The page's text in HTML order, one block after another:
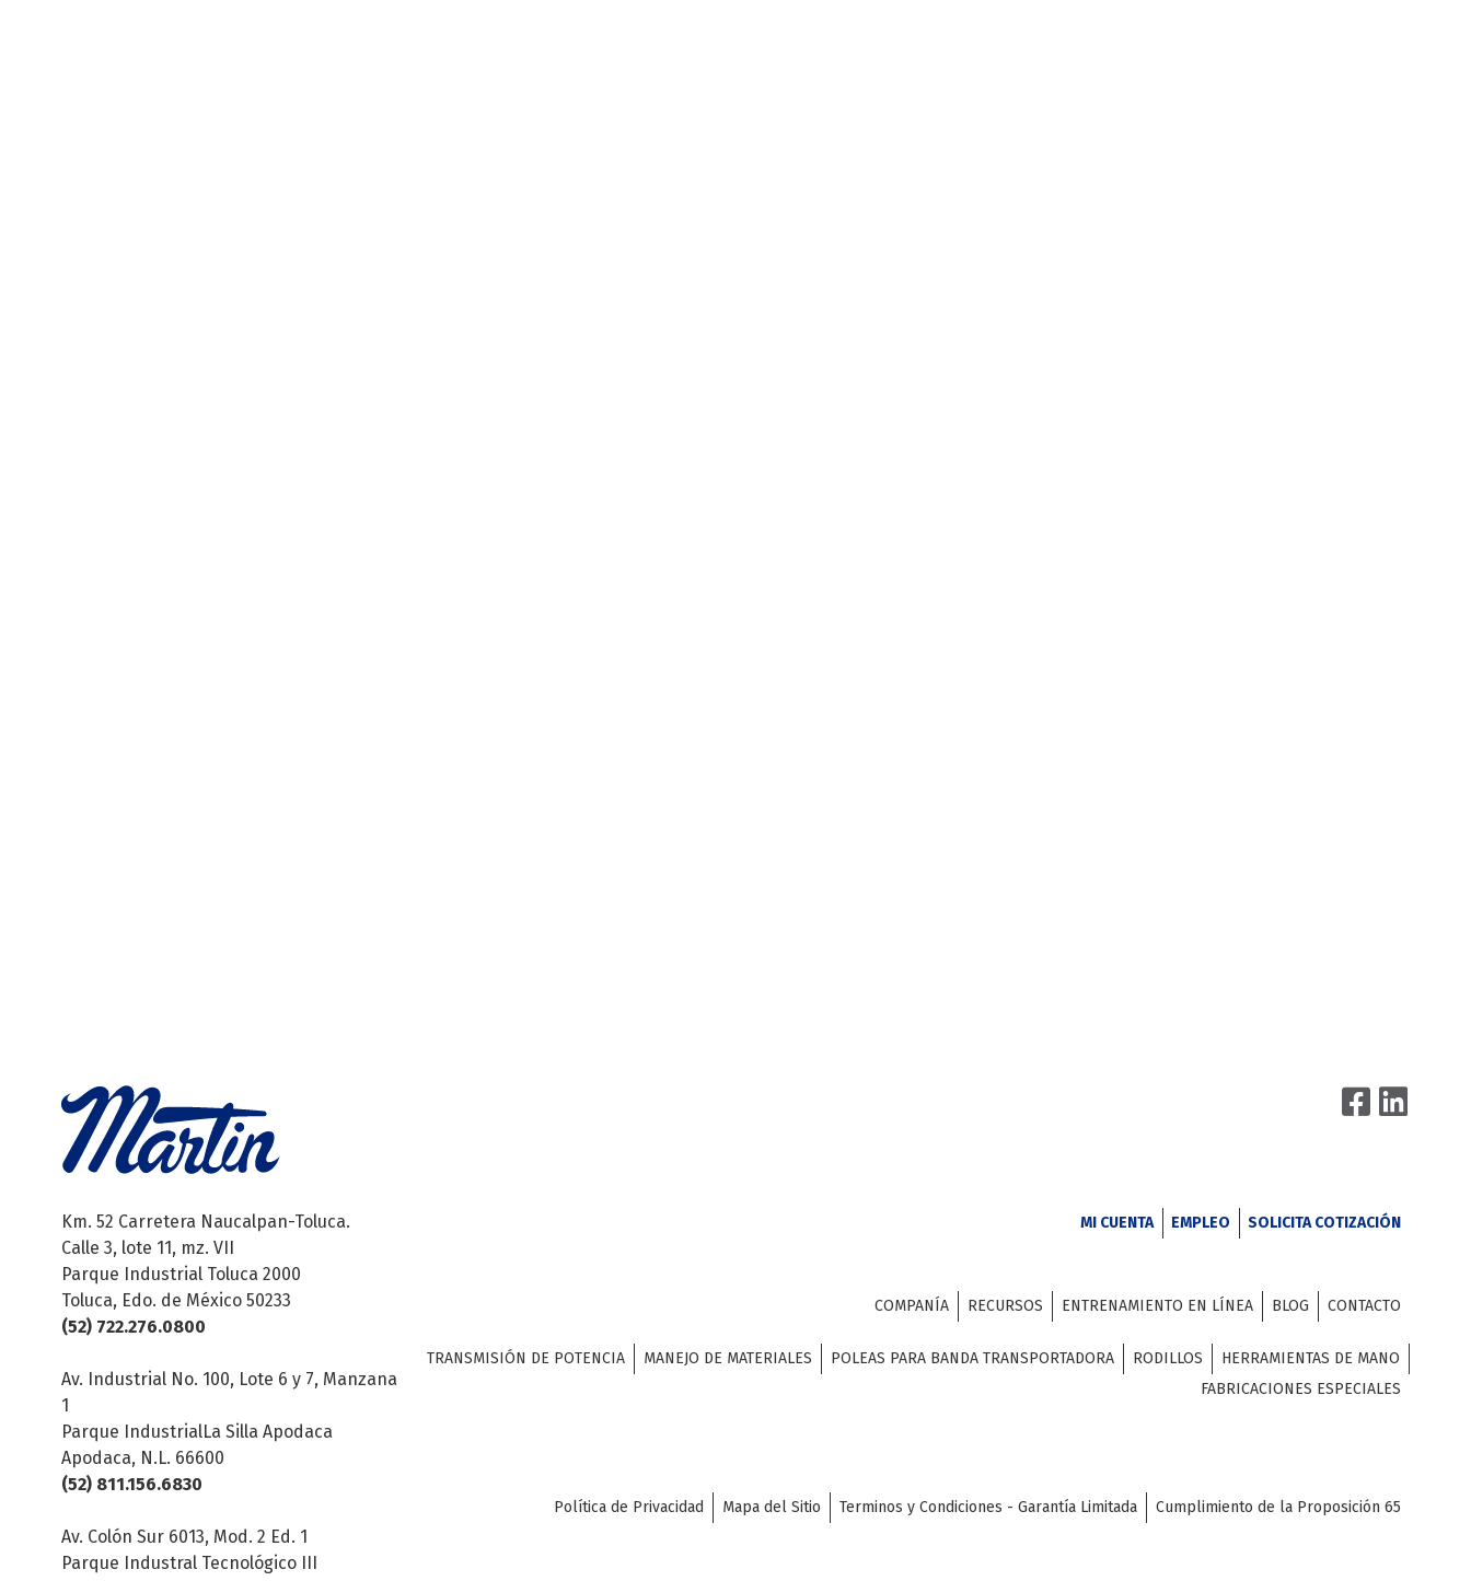
Km. 52 Carretera Naucalpan-Toluca.
Calle 3, lote 11, mz. VII
Parque Industrial Toluca 2000
Toluca, Edo. de México 50233
(52) 722.276.0800
Av. Industrial No. 100, Lote 6 y 7, Manzana
1
Parque IndustrialLa Silla Apodaca
Apodaca, N.L. 66600
(52) 811.156.6830
Av. Colón Sur 6013, Mod. 2 Ed. 1
Parque Industral Tecnológico III
MI CUENTA EMPLEO SOLICITA COTIZACIÓN
COMPANÍA RECURSOS ENTRENAMIENTO EN LÍNEA BLOG CONTACTO
TRANSMISIÓN DE POTENCIA MANEJO DE MATERIALES POLEAS PARA BANDA TRANSPORTADORA RODILLOS
HERRAMIENTAS DE MANO
FABRICACIONES ESPECIALES
Política de Privacidad Mapa del Sitio Terminos y Condiciones - Garantía Limitada Cumplimiento de la Proposición 65